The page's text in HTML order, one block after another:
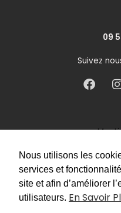
09
Suivez
F
a
b
o
k
I
r
Nous utilisons les
services et
site et afin d’améliorer
utilisateurs. En Savoir